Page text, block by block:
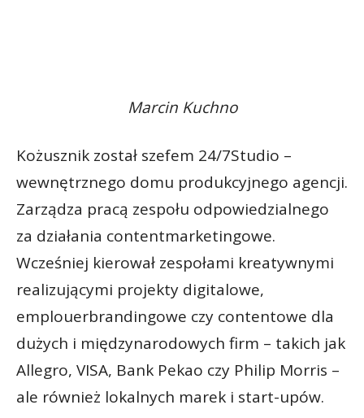
Marcin Kuchno
Kożusznik został szefem 24/7Studio –
wewnętrznego domu produkcyjnego agencji.
Zarządza pracą zespołu odpowiedzialnego
za działania contentmarketingowe.
Wcześniej kierował zespołami kreatywnymi
realizującymi projekty digitalowe,
emplouerbrandingowe czy contentowe dla
dużych i międzynarodowych firm – takich jak
Allegro, VISA, Bank Pekao czy Philip Morris –
ale również lokalnych marek i start-upów.